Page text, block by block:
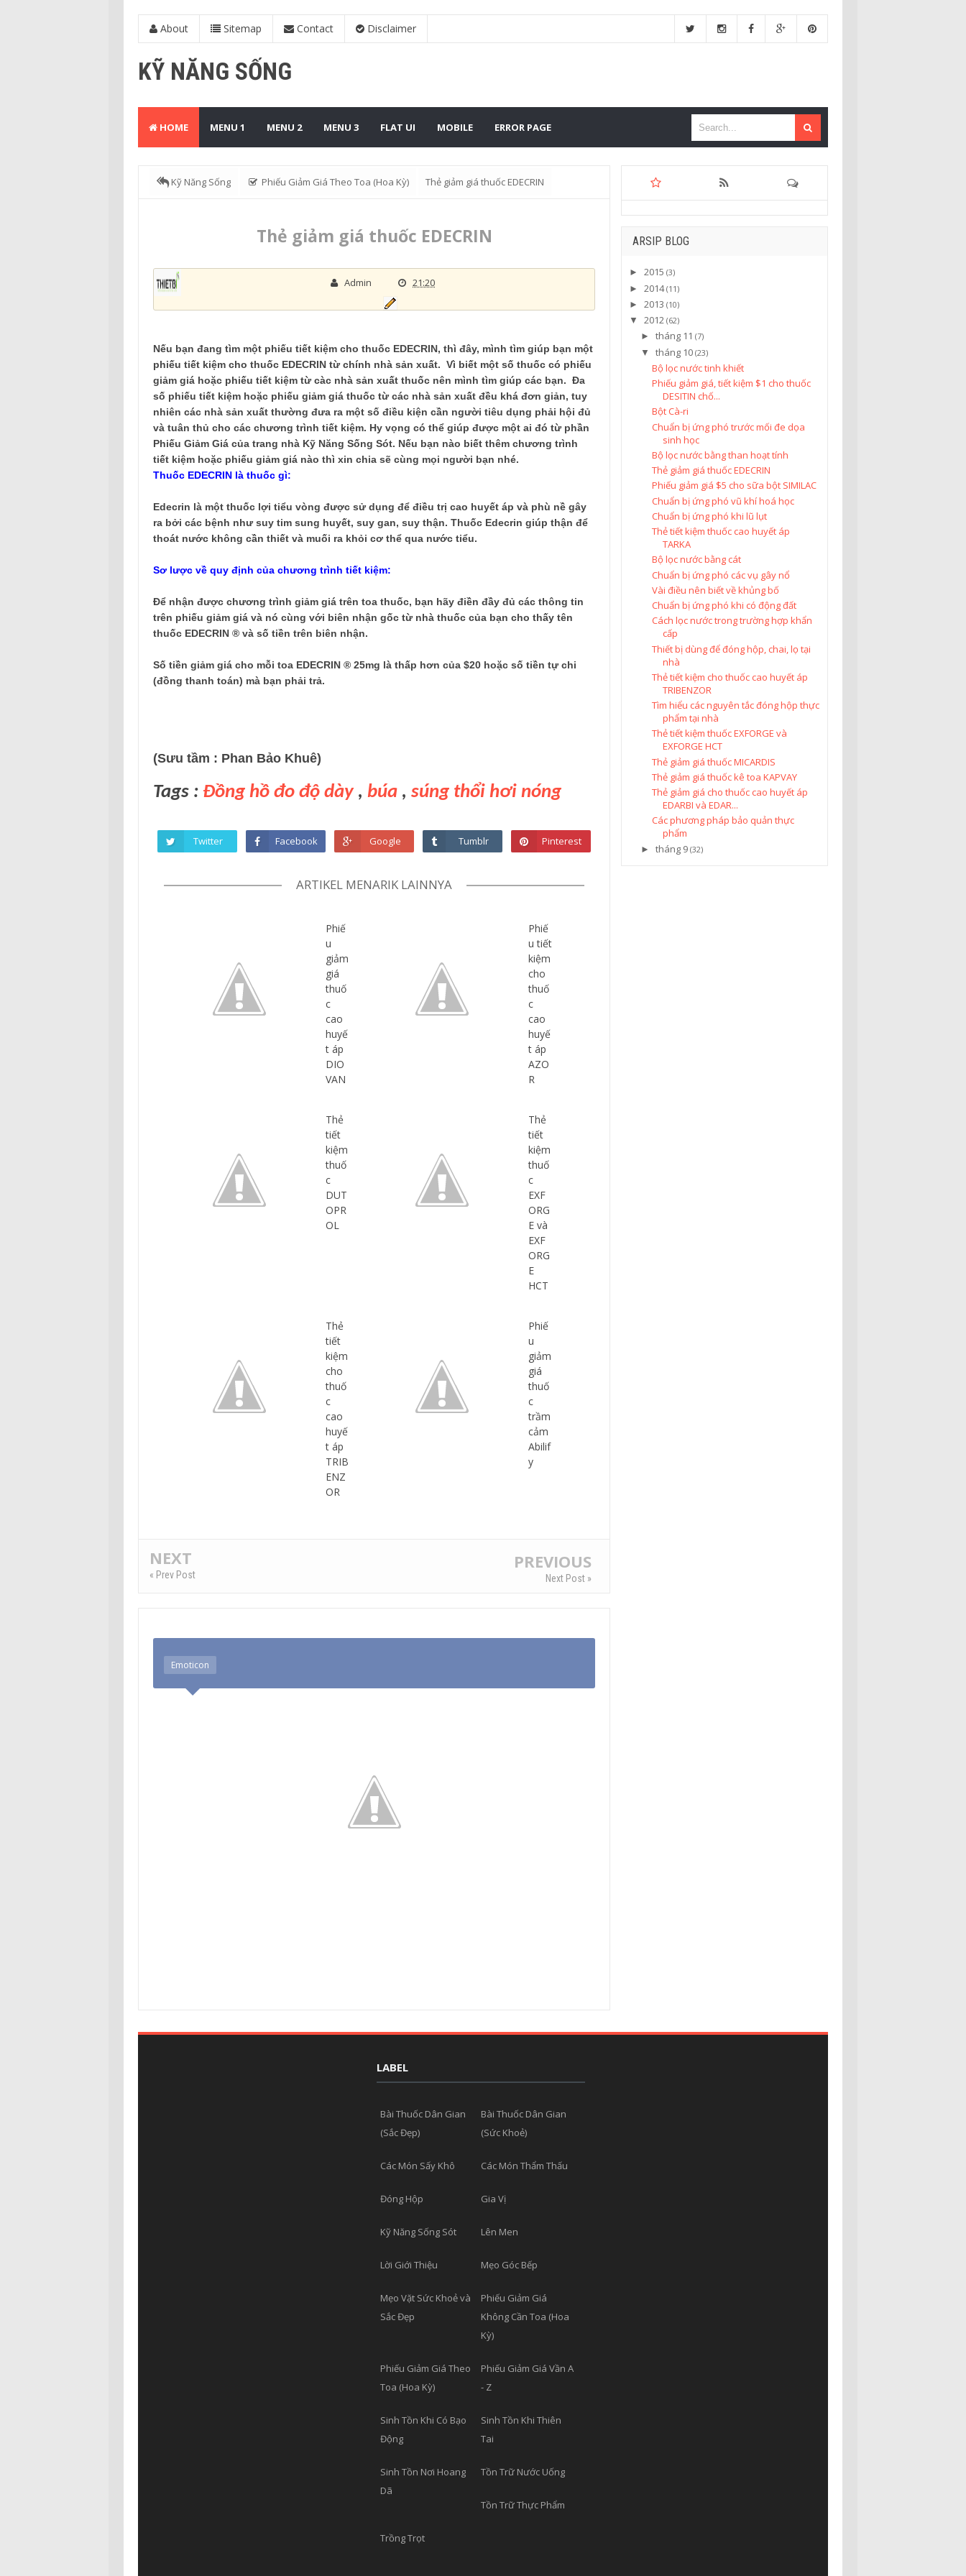
About Sitemap Contact Disclaimer
KỸ NĂNG SỐNG
HOME MENU 1 MENU 2 MENU 3 FLAT UI MOBILE ERROR PAGE
Kỹ Năng Sống Phiếu Giảm Giá Theo Toa (Hoa Kỳ) Thẻ giảm giá thuốc EDECRIN
Thẻ giảm giá thuốc EDECRIN
Admin 21:20
Nếu bạn đang tìm một phiếu tiết kiệm cho thuốc EDECRIN, thì đây, mình tìm giúp bạn một
phiếu tiết kiệm cho thuốc EDECRIN từ chính nhà sản xuất. Vì biết một số thuốc có phiếu
giảm giá hoặc phiếu tiết kiệm từ càc nhà sản xuất thuốc nên mình tìm giúp các bạn. Đa
số phiếu tiết kiệm hoặc phiếu giảm giá thuốc từ các nhà sản xuất đều khá đơn giản, tuy
nhiên các nhà sản xuất thường đưa ra một số điều kiện cần người tiêu dụng phải hội đủ
và tuân thủ cho các chương trình tiết kiệm. Hy vọng có thể giúp được một ai đó từ phần
Phiếu Giảm Giá của trang nhà Kỹ Năng Sống Sót. Nếu bạn nào biết thêm chương trình
tiết kiệm hoặc phiếu giảm giá nào thì xin chia sẽ cùng mọi người bạn nhé.
Thuốc EDECRIN là thuốc gì:
Edecrin là một thuốc lợi tiểu vòng được sử dụng để điều trị cao huyết áp và phù nề gây
ra bởi các bệnh như suy tim sung huyết, suy gan, suy thận. Thuốc Edecrin giúp thận để
thoát nước không cần thiết và muối ra khỏi cơ thể qua nước tiểu.
Sơ lược về quy định của chương trình tiết kiệm:
Để nhận được chương trình giảm giá trên toa thuốc, bạn hãy điền đầy đủ các thông tin
trên phiếu giảm giá và nó cùng với biên nhận gốc từ nhà thuốc của bạn cho thấy tên
thuốc EDECRIN ® và số tiền trên biên nhận.
Số tiền giảm giá cho mỗi toa EDECRIN ® 25mg là thấp hơn của $20 hoặc số tiền tự chi
(đồng thanh toán) mà bạn phải trả.
(Sưu tầm : Phan Bảo Khuê)
Tags : Đồng hồ đo độ dày , búa , súng thổi hơi nóng
Twitter Facebook Google Tumblr Pinterest
ARTIKEL MENARIK LAINNYA
Phiế
u
giảm
giá
thuố
c
cao
huyế
t áp
DIO
VAN
Phiế
u tiết
kiệm
cho
thuố
c
cao
huyế
t áp
AZO
R
Thẻ
tiết
kiệm
thuố
c
DUT
OPR
OL
Thẻ
tiết
kiệm
thuố
c
EXF
ORG
E và
EXF
ORG
E
HCT
Thẻ
tiết
kiệm
cho
thuố
c
cao
huyế
t áp
TRIB
ENZ
OR
Phiế
u
giảm
giá
thuố
c
trầm
cảm
Abilif
y
NEXT
« Prev Post
PREVIOUS
Next Post »
Emoticon
ARSIP BLOG
► 2015 (3)
► 2014 (11)
► 2013 (10)
▼
2012 (62)
► tháng 11 (7)
▼
tháng 10 (23)
Bộ lọc nước tinh khiết
Phiếu giảm giá, tiết kiệm $1 cho thuốc
DESITIN chố...
Bột Cà-ri
Chuẩn bị ứng phó trước mối đe dọa
sinh học
Bộ lọc nước bằng than hoạt tính
Thẻ giảm giá thuốc EDECRIN
Phiếu giảm giá $5 cho sữa bột SIMILAC
Chuẩn bị ứng phó vũ khí hoá học
Chuẩn bị ứng phó khi lũ lụt
Thẻ tiết kiệm thuốc cao huyết áp
TARKA
Bộ lọc nước bằng cát
Chuẩn bị ứng phó các vụ gây nổ
Vài điều nên biết về khủng bố
Chuẩn bị ứng phó khi có động đất
Cách lọc nước trong trường hợp khẩn
cấp
Thiết bị dùng để đóng hộp, chai, lọ tại
nhà
Thẻ tiết kiệm cho thuốc cao huyết áp
TRIBENZOR
Tìm hiểu các nguyên tắc đóng hộp thực
phẩm tại nhà
Thẻ tiết kiệm thuốc EXFORGE và
EXFORGE HCT
Thẻ giảm giá thuốc MICARDIS
Thẻ giảm giá thuốc kê toa KAPVAY
Thẻ giảm giá cho thuốc cao huyết áp
EDARBI và EDAR...
Các phương pháp bảo quản thực
phẩm
► tháng 9 (32)
LABEL
Bài Thuốc Dân Gian
(Sắc Đẹp)
Bài Thuốc Dân Gian
(Sức Khoẻ)
Các Món Sấy Khô Các Món Thẩm Thấu
Đóng Hộp Gia Vị
Kỹ Năng Sống Sót Lên Men
Lời Giới Thiệu Mẹo Góc Bếp
Mẹo Vặt Sức Khoẻ và
Sắc Đẹp
Phiếu Giảm Giá
Không Cần Toa (Hoa
Kỳ)
Phiếu Giảm Giá Theo
Toa (Hoa Kỳ)
Phiếu Giảm Giá Vần A
- Z
Sinh Tồn Khi Có Bạo
Động
Sinh Tồn Khi Thiên
Tai
Sinh Tồn Nơi Hoang
Dã
Tồn Trữ Nước Uống
Tồn Trữ Thực Phẩm
Trồng Trọt